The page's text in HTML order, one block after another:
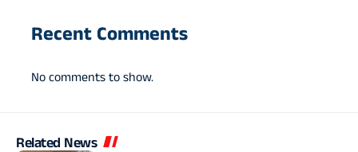
Recent Comments
No comments to show.
Related News